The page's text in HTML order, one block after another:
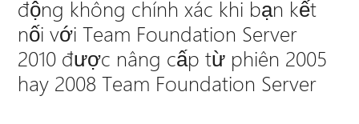
động không chính xác khi bạn kết
nối với Team Foundation Server
2010 được nâng cấp từ phiên 2005
hay 2008 Team Foundation Server